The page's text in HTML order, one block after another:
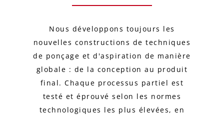
Nous développons toujours les
nouvelles constructions de techniques
de ponçage et d'aspiration de manière
globale : de la conception au produit
final. Chaque processus partiel est
testé et éprouvé selon les normes
technologiques les plus élevées, en